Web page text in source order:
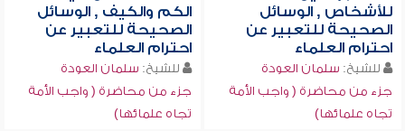
للأشخاص , الوسائل
الصحيحة للتعبير عن
احترام العلماء
للشيخ: سلمان العودة
جزء من محاضرة ( واجب الأمة
تجاه علمائها)
الكم والكيف , الوسائل
الصحيحة للتعبير عن
احترام العلماء
للشيخ: سلمان العودة
جزء من محاضرة ( واجب الأمة
تجاه علمائها)